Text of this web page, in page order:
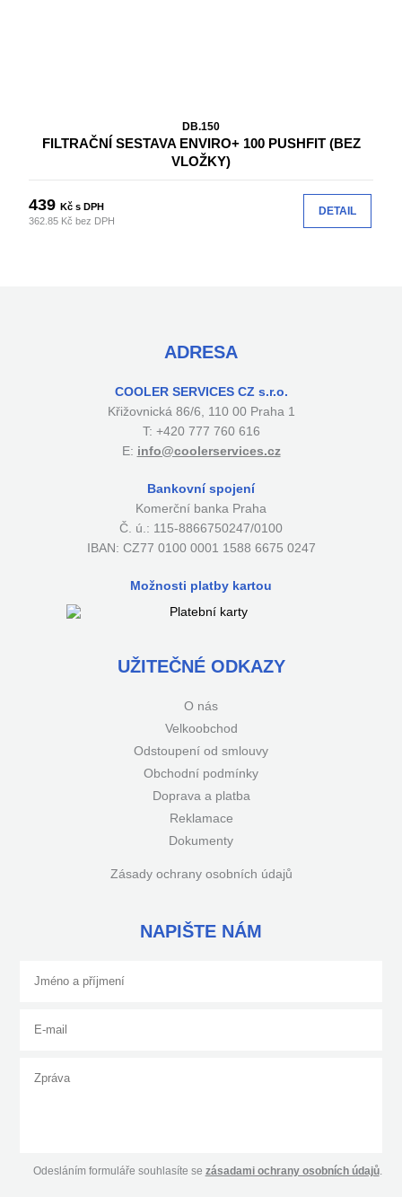
DB.150
FILTRAČNÍ SESTAVA ENVIRO+ 100 PUSHFIT (BEZ
VLOŽKY)
439Kč s DPH
362.85 Kč bez DPH
DETAIL
ADRESA
COOLER SERVICES CZ s.r.o.
Křižovnická 86/6, 110 00 Praha 1
T: +420 777 760 616
E: info@coolerservices.cz
Bankovní spojení
Komerční banka Praha
Č. ú.: 115-8866750247/0100
IBAN: CZ77 0100 0001 1588 6675 0247
Možnosti platby kartou
UŽITEČNÉ ODKAZY
O nás
Velkoobchod
Odstoupení od smlouvy
Obchodní podmínky
Doprava a platba
Reklamace
Dokumenty
Zásady ochrany osobních údajů
NAPIŠTE NÁM
Odesláním formuláře souhlasíte se zásadami ochrany osobních údajů.